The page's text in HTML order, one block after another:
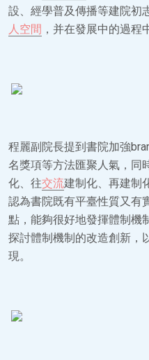
設、經學普及傳播等建院初
人空間 ，并在發展中的過程
程麗副院長提到書院加強
名獎項等方法匯聚人氣，同
化、往交流建制化、再建制
認為書院既有平臺性質又有
點，能夠很好地發揮體制機
探討體制機制的改造創新，
現。